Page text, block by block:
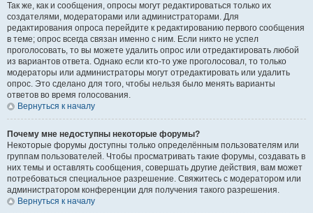
Так же, как и сообщения, опросы могут редактироваться только их
создателями, модераторами или администраторами. Для
редактирования опроса перейдите к редактированию первого сообщения
в теме; опрос всегда связан именно с ним. Если никто не успел
проголосовать, то вы можете удалить опрос или отредактировать любой
из вариантов ответа. Однако если кто-то уже проголосовал, то только
модераторы или администраторы могут отредактировать или удалить
опрос. Это сделано для того, чтобы нельзя было менять варианты
ответов во время голосования.
Вернуться к началу
Почему мне недоступны некоторые форумы?
Некоторые форумы доступны только определённым пользователям или
группам пользователей. Чтобы просматривать такие форумы, создавать в
них темы и оставлять сообщения, совершать другие действия, вам может
потребоваться специальное разрешение. Свяжитесь с модератором или
администратором конференции для получения такого разрешения.
Вернуться к началу